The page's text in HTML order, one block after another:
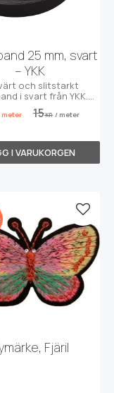
25 mm, svart
– YKK
och slitstarkt
i svart från YKK.
kläder, DIY-projekt
hemmasömnad.
meter 15KR / meter
Fjäril
Lägg